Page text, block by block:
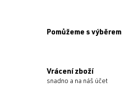
Pomůžeme s výběrem
Vrácení zboží
snadno a na náš účet